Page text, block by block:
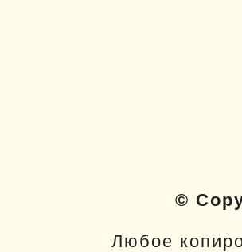
©
Любое